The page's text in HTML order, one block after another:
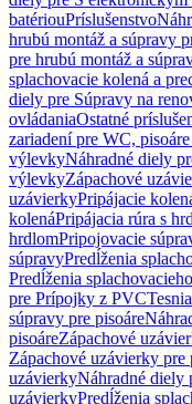
batériouPríslušenstvo
hrubú montáž a súpravy
pre hrubú montáž a
splachovacie kolená a
diely pre Súpravy na
ovládaniaOstatné
zariadení pre WC,
výlevkyNáhradné diely
výlevkyZápachové
uzávierkyPripájacie
kolenáPripájacia rúra s
hrdlomPripojovacie
súpravyPredĺženia
Predĺženia
pre Prípojky z PVC
súpravy pre pisoáre
pisoáreZápachové
Zápachové uzávierky pre
uzávierkyNáhradné diely
uzávierkyPredĺženia